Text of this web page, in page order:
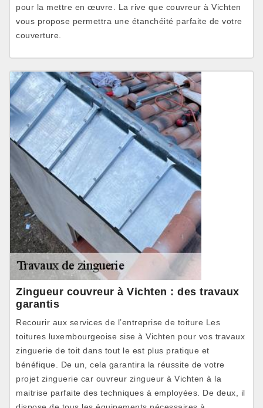
pour la mettre en œuvre. La rive que couvreur à Vichten
vous propose permettra une étanchéité parfaite de votre
couverture.
Zingueur couvreur à Vichten : des travaux
garantis
Recourir aux services de l’entreprise de toiture Les
toitures luxembourgeoise sise à Vichten pour vos travaux
zinguerie de toit dans tout le est plus pratique et
bénéfique. De un, cela garantira la réussite de votre
projet zinguerie car ouvreur zingueur à Vichten à la
maitrise parfaite des techniques à employées. De deux, il